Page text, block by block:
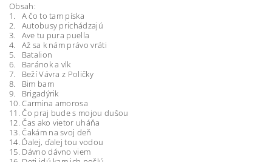
Obsah:
1. A čo to tam píska
2. Autobusy prichádzajú
3. Ave tu pura puella
4. Až sa k nám právo vráti
5. Batalion
6. Baránok a vlk
7. Beží Vávra z Poličky
8. Bim bam
9. Brigadýrik
10. Carmina amorosa
11. Čo praj bude s mojou dušou
12. Čas ako vietor uháňa
13. Čakám na svoj deň
14. Ďalej, ďalej tou vodou
15. Dávno dávno viem